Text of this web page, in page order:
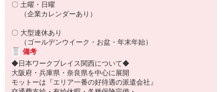
〇 土曜・日曜
（企業カレンダーあり）
〇 大型連休あり
（ゴールデンウイーク・お盆・年末年始）
備考
◆日本ワークプレイス関西について◆
大阪府・兵庫県・奈良県を中心に展開
モットーは『エリア一番の好待遇の派遣会社』